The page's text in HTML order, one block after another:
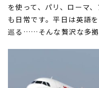
を使って、パリ、ローマ
も日常です。平日は英語
巡る …… そんな贅沢な多